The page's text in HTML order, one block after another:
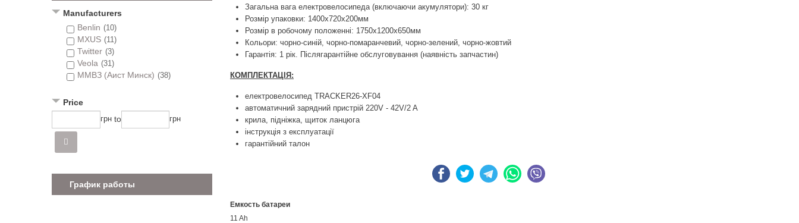
Manufacturers
Benlin (10)
MXUS (11)
Twitter (3)
Veola (31)
ММВЗ (Аист Минск) (38)
Price
грн to грн
График работы
Загальна вага електровелосипеда (включаючи акумулятори): 30 кг
Розмір упаковки: 1400x720x200мм
Розмір в робочому положенні: 1750x1200x650мм
Кольори: чорно-синій, чорно-помаранчевий, чорно-зелений, чорно-жовтий
Гарантія: 1 рік. Післягарантійне обслуговування (наявність запчастин)
КОМПЛЕКТАЦІЯ:
електровелосипед TRACKER26-XF04
автоматичний зарядний пристрій 220V - 42V/2 A
крила, підніжка, щиток ланцюга
інструкція з експлуатації
гарантійний талон
Емкость батареи
11 Ah